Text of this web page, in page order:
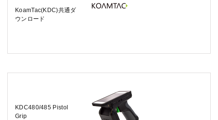
KoamTac(KDC)共通ダ
ウンロード
KDC480/485 Pistol
Grip